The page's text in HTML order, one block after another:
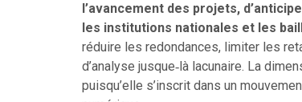
l’avancement des projets,
les institutions nationales et les
réduire les redondances, limiter les
d’analyse jusque‑là lacunaire. La
puisqu’elle s’inscrit dans un